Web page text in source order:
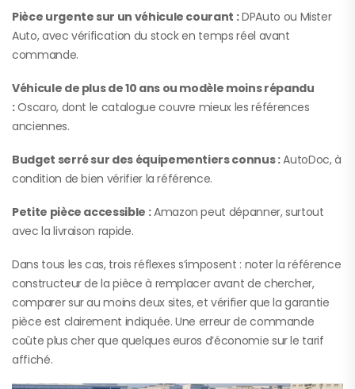
Pièce urgente sur un véhicule courant :DPAuto ou Mister
Auto, avec vérification du stock en temps réel avant
commande.
Véhicule de plus de 10 ans ou modèle moins répandu
:Oscaro, dont le catalogue couvre mieux les références
anciennes.
Budget serré sur des équipementiers connus :AutoDoc, à
condition de bien vérifier la référence.
Petite pièce accessible :Amazon peut dépanner, surtout
avec la livraison rapide.
Dans tous les cas, trois réflexes s’imposent : noter la référence
constructeur de la pièce à remplacer avant de chercher,
comparer sur au moins deux sites, et vérifier que la garantie
pièce est clairement indiquée. Une erreur de commande
coûte plus cher que quelques euros d’économie sur le tarif
affiché.